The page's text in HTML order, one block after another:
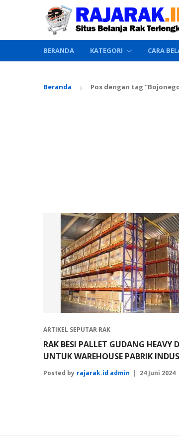
BERANDA KATEGORI CARA
Beranda Pos dengan tag
ARTIKEL SEPUTAR RAK
RAK BESI PALLET GUDANG HEAVY
UNTUK WAREHOUSE PABRIK
Posted by rajarak.id admin 24 Juni 2024